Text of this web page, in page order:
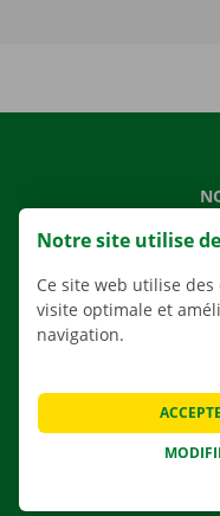
Notre site utilise
Ce site web utilise
visite optimale et
navigation.